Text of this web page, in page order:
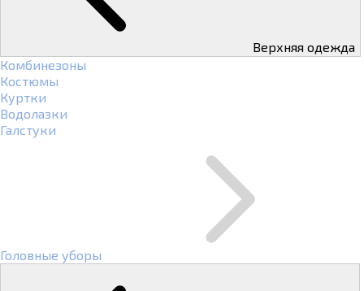
Верхняя одежда
Комбинезоны
Костюмы
Куртки
Водолазки
Галстуки
Головные уборы